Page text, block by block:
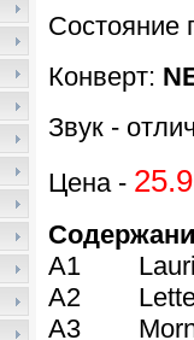
Состояние
Конверт:
Звук -
Цена -
A1
A2 Letter
A3